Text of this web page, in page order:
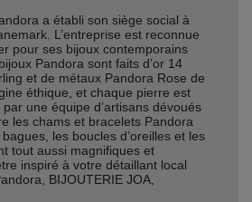
a établi son siège social à
L’entreprise est reconnue
pour ses bijoux contemporains
Pandora sont faits d’or 14
et de métaux Pandora Rose de
éthique, et chaque pierre est
une équipe d’artisans dévoués
les chams et bracelets Pandora
les boucles d’oreilles et les
tout aussi magnifiques et
inspiré à votre détaillant local
BIJOUTERIE JOA,